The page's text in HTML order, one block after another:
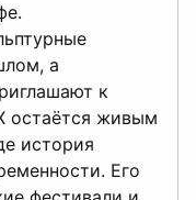
а
к
остаётся живым
история
Его